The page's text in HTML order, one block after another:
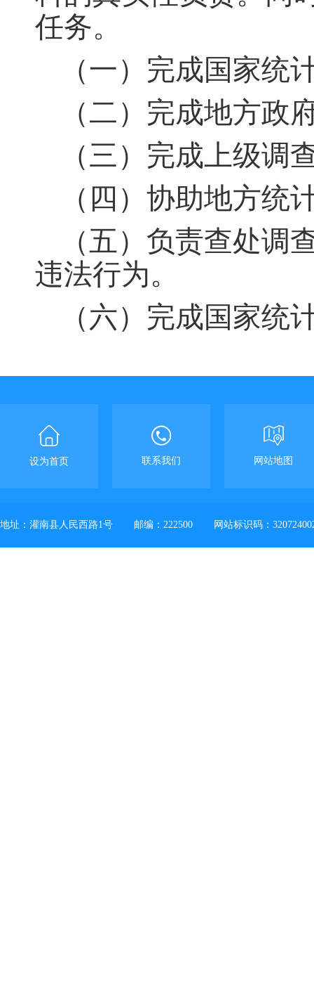
任务。
（一）完成国家统
（二）完成地方政
（三）完成上级调
（四）协助地方统
（五）负责查处调
违法行为。
（六）完成国家统
设为首页 联系我们 网站地图
地址：灌南县人民西路1号 邮编：222500 网站标识码：